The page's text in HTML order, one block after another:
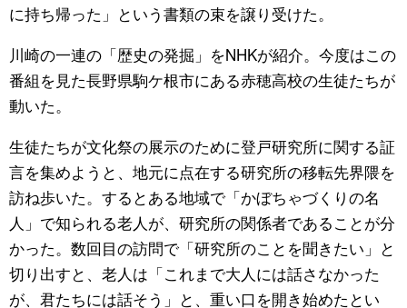
に持ち帰った」という書類の束を譲り受けた。
川崎の一連の「歴史の発掘」をNHKが紹介。今度はこの
番組を見た長野県駒ケ根市にある赤穂高校の生徒たちが
動いた。
生徒たちが文化祭の展示のために登戸研究所に関する証
言を集めようと、地元に点在する研究所の移転先界隈を
訪ね歩いた。するとある地域で「かぼちゃづくりの名
人」で知られる老人が、研究所の関係者であることが分
かった。数回目の訪問で「研究所のことを聞きたい」と
切り出すと、老人は「これまで大人には話さなかった
が、君たちには話そう」と、重い口を開き始めたとい